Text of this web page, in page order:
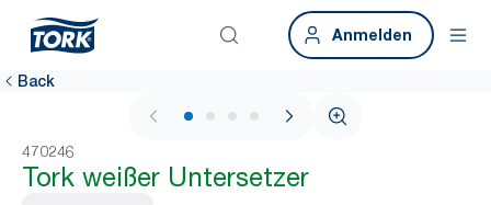
Anmelden
Back
1 / 4
470246
Tork weißer Untersetzer